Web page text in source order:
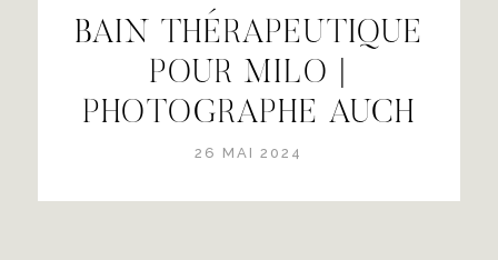
BAIN THÉRAPEUTIQUE
POUR MILO |
PHOTOGRAPHE AUCH
26 MAI 2024